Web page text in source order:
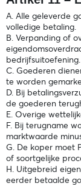
A. Alle geleverde
volledige betaling.
B. Verpanding of
bedrijfsuitoefening.
C. Goederen
te worden
D. Bij
de goederen
E. Overige
F. Bij terugname
marktwaarde
G. De koper moet
of soortgelijke
H. Uitgebreid
eerder betaalde